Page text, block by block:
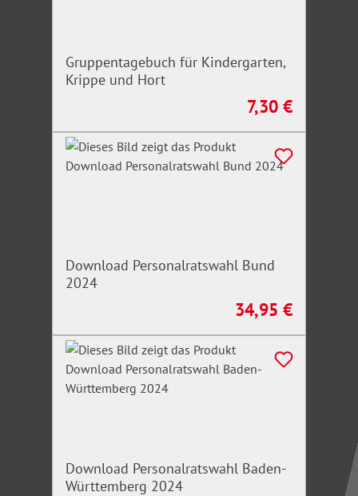
Gruppentagebuch für Kindergarten,
Krippe und Hort
Regulärer Preis:
7,30 €
Download Personalratswahl Bund
2024
Regulärer Preis:
34,95 €
Download Personalratswahl Baden-
Württemberg 2024